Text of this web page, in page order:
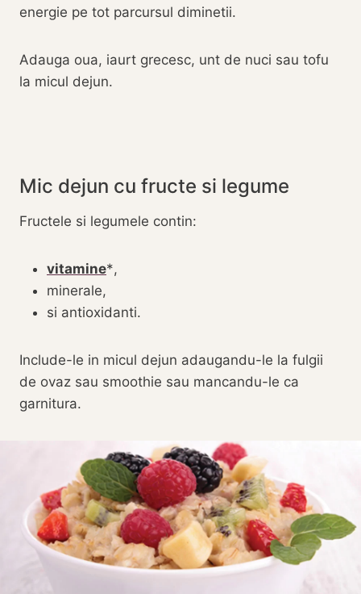
energie pe tot parcursul diminetii.
Adauga oua, iaurt grecesc, unt de nuci sau tofu
la micul dejun.
Mic dejun cu fructe si legume
Fructele si legumele contin:
vitamine ,
minerale,
si antioxidanti.
Include-le in micul dejun adaugandu-le la fulgii
de ovaz sau smoothie sau mancandu-le ca
garnitura.